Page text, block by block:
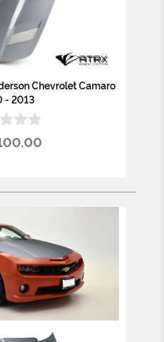
Chevrolet Camaro
- 2013